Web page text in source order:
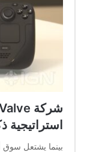
بينما يشتعل سوق